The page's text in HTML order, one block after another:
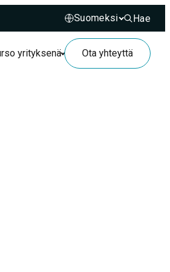
Hae
Hae
yrityksenä Ota yhteyttä